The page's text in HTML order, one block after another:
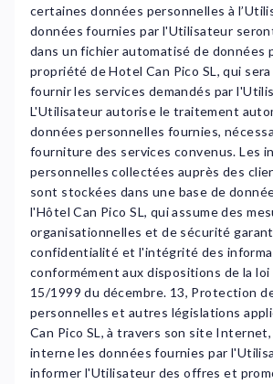
certaines données personnelles à
données fournies par l'Utilisateur
dans un fichier automatisé de données
propriété de Hotel Can Pico SL, qui
fournir les services demandés par
L'Utilisateur autorise le traitement
données personnelles fournies,
fourniture des services convenus. Les
personnelles collectées auprès des
sont stockées dans une base de
l'Hôtel Can Pico SL, qui assume des
organisationnelles et de sécurité
confidentialité et l'intégrité des
conformément aux dispositions de la loi
15/1999 du décembre. 13, Protection
personnelles et autres législations
Can Pico SL, à travers son site
interne les données fournies par
informer l'Utilisateur des offres et